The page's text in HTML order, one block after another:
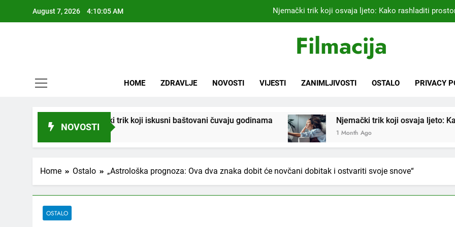
August 7, 2026 4:10:06 AM
Kardiolog koji već 20 godina liječi pacijente nakon
Samo 1 kašičica u litru vode i čak će se i “suhi štap” ukorijeniti!
Nikada se ne bi sjetili: Sve fleke sa odjeće
Filmacija
HOME ZDRAVLJE NOVOSTI VIJESTI ZANIMLJIVOSTI OSTALO PRIVACY
NOVOSTI
vrtlarski trik koji iskusni baštovani čuvaju godinama Njemački trik koji osvaja ljeto: Kako rashladiti
1 Month Ago
Home Ostalo „Astrološka prognoza: Ova dva znaka dobit će novčani dobitak i ostvariti svoje snove“
OSTALO